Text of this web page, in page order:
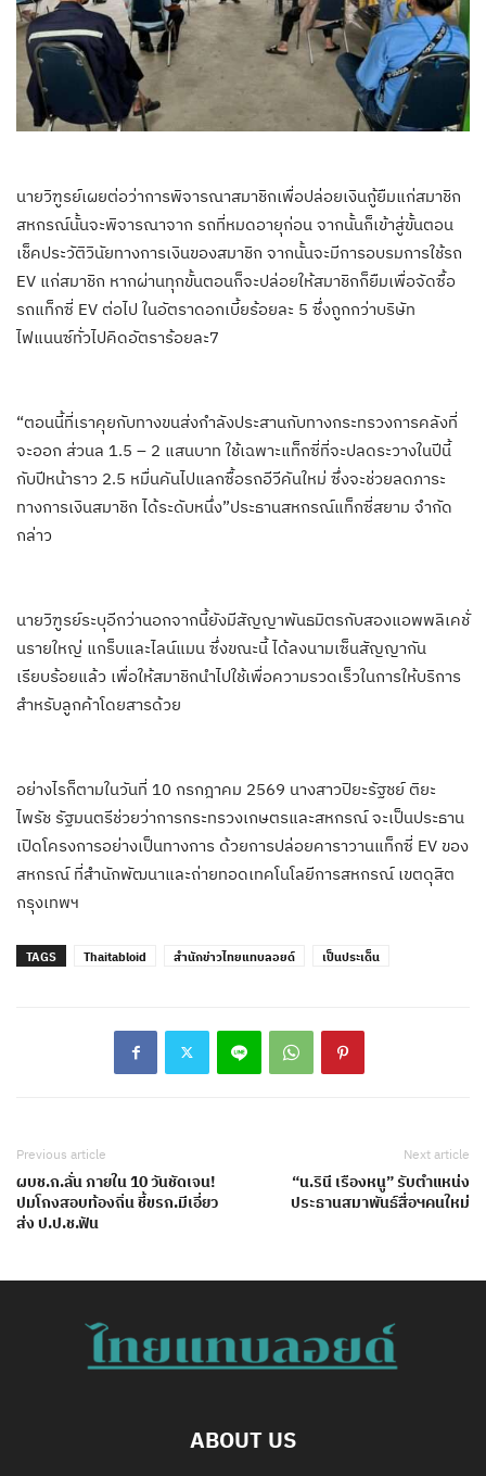
นายวิฑูรย์เผยต่อว่าการพิจารณาสมาชิกเพื่อปล่อยเงินกู้ยืมแก่สมาชิก
สหกรณ์นั้นจะพิจารณาจาก รถที่หมดอายุก่อน จากนั้นก็เข้าสู่ขั้นตอน
เช็คประวัติวินัยทางการเงินของสมาชิก จากนั้นจะมีการอบรมการใช้รถ
EV แก่สมาชิก หากผ่านทุกขั้นตอนก็จะปล่อยให้สมาชิกก็ยืมเพื่อจัดซื้อ
รถแท็กซี่ EV ต่อไป ในอัตราดอกเบี้ยร้อยละ 5 ซึ่งถูกกว่าบริษัท
ไฟแนนซ์ทั่วไปคิดอัตราร้อยละ7
“ตอนนี้ที่เราคุยกับทางขนส่งกำลังประสานกับทางกระทรวงการคลังที่
จะออก ส่วนล 1.5 – 2 แสนบาท ใช้เฉพาะแท็กซี่ที่จะปลดระวางในปีนี้
กับปีหน้าราว 2.5 หมื่นคันไปแลกซื้อรถอีวีคันใหม่ ซึ่งจะช่วยลดภาระ
ทางการเงินสมาชิก ได้ระดับหนึ่ง”ประธานสหกรณ์แท็กซี่สยาม จำกัด
กล่าว
นายวิฑูรย์ระบุอีกว่านอกจากนี้ยังมีสัญญาพันธมิตรกับสองแอพพลิเคชั่
นรายใหญ่ แกร็บและไลน์แมน ซึ่งขณะนี้ ได้ลงนามเซ็นสัญญากัน
เรียบร้อยแล้ว เพื่อให้สมาชิกนำไปใช้เพื่อความรวดเร็วในการให้บริการ
สำหรับลูกค้าโดยสารด้วย
อย่างไรก็ตามในวันที่ 10 กรกฎาคม 2569 นางสาวปิยะรัฐชย์ ติยะ
ไพรัช รัฐมนตรีช่วยว่าการกระทรวงเกษตรและสหกรณ์ จะเป็นประธาน
เปิดโครงการอย่างเป็นทางการ ด้วยการปล่อยคาราวานแท็กซี่ EV ของ
สหกรณ์ ที่สำนักพัฒนาและถ่ายทอดเทคโนโลยีการสหกรณ์ เขตดุสิต
กรุงเทพฯ
TAGS Thaitabloid สำนักข่าวไทยแทบลอยด์ เป็นประเด็น
Previous article
ผบช.ก.ลั่น ภายใน 10 วันชัดเจน!
ปมโกงสอบท้องถิ่น ชี้ขรก.มีเอี่ยว
ส่ง ป.ป.ช.ฟัน
Next article
“น.รินี เรืองหนู” รับตำแหน่ง
ประธานสมาพันธ์สื่อฯคนใหม่
ABOUT US